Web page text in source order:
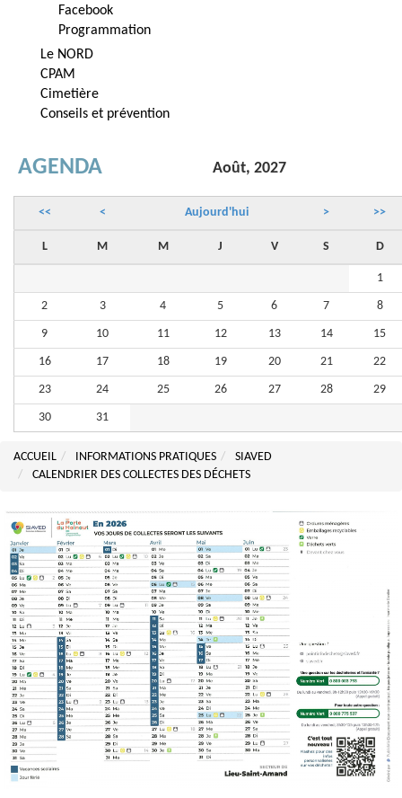
Facebook
Programmation
Le NORD
CPAM
Cimetière
Conseils et prévention
AGENDA Août, 2027
<< < Aujourd'hui > >>
L M M J V S D
1
2 3 4 5 6 7 8
9 10 11 12 13 14 15
16 17 18 19 20 21 22
23 24 25 26 27 28 29
30 31
ACCUEIL INFORMATIONS PRATIQUES
SIAVED
CALENDRIER DES COLLECTES DES DÉCHETS